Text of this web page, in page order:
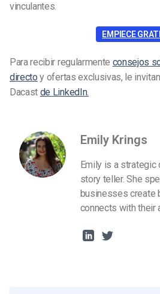
vinculantes.
EMPIECE
Para recibir regularmente consejos
directo y ofertas exclusivas, le
Dacast de LinkedIn.
Emily Krings
Emily is a strategic
story teller. She
businesses create
connects with their